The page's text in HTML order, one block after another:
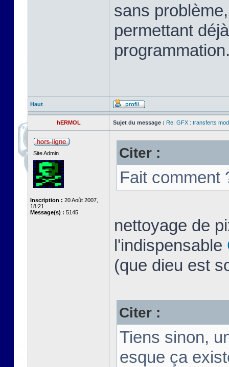
sans
permettant
Haut
hERMOL Sujet du message : Re: GFX : transferts
Site Admin
Inscription : 20 Août 2007,
18:21
Message(s) : 5145
Citer :
Fait comment
nettoyage de
l'indispensable
(que dieu est
Citer :
Tiens sinon,
esque ça